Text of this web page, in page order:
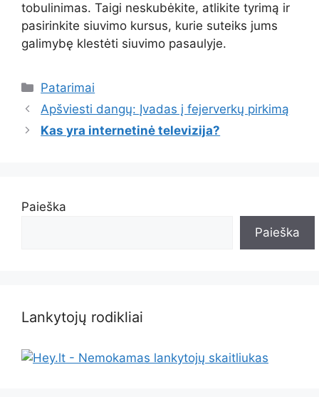
tobulinimas. Taigi neskubėkite, atlikite tyrimą ir
pasirinkite siuvimo kursus, kurie suteiks jums
galimybę klestėti siuvimo pasaulyje.
Kategorijos
Patarimai
Apšviesti dangų: Įvadas į fejerverkų pirkimą
Kas yra internetinė televizija?
Paieška
Paieška
Lankytojų rodikliai